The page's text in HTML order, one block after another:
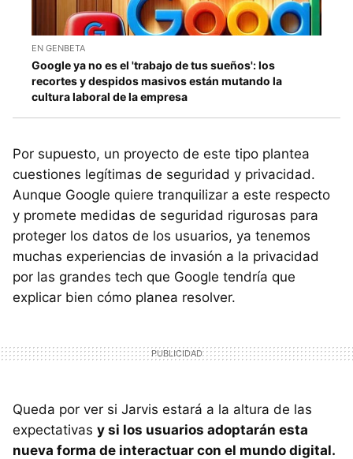
EN GENBETA
Google ya no es el 'trabajo de tus sueños': los
recortes y despidos masivos están mutando la
cultura laboral de la empresa
Por supuesto, un proyecto de este tipo plantea
cuestiones legítimas de seguridad y privacidad.
Aunque Google quiere tranquilizar a este respecto
y promete medidas de seguridad rigurosas para
proteger los datos de los usuarios, ya tenemos
muchas experiencias de invasión a la privacidad
por las grandes tech que Google tendría que
explicar bien cómo planea resolver.
Queda por ver si Jarvis estará a la altura de las
expectativas y si los usuarios adoptarán esta
nueva forma de interactuar con el mundo digital.